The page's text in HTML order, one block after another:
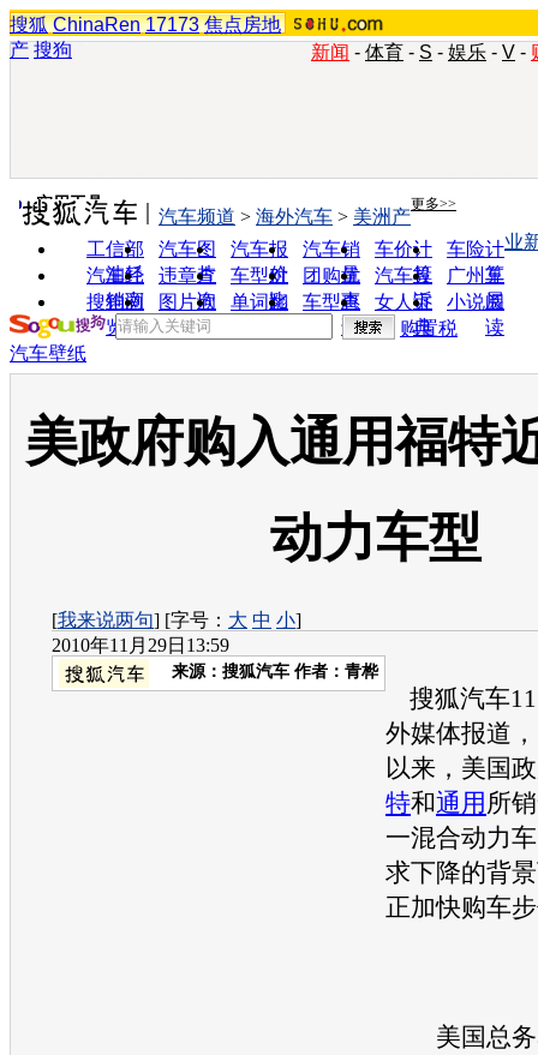
搜狐 ChinaRen 17173 焦点房地
产 搜狗 新闻 - 体育 - S - 娱乐 - V -
实用工具 更多>>
工信部
油耗
汽车图
片
汽车报
价
汽车销
量
车价计
算
车险计
算
汽车经
销商
违章查
询
车型对
比
团购优
惠
汽车投
诉
广州车
展
搜狗浏
览器
图片欣
赏
单词翻
车型查
询
女人宝
典
小说阅
读
汽车频道 > 海外汽车 > 美洲产
业
购置税
汽车壁纸
美政府购入通用福特
动力车型
[我来说两句] [字号： 大 中 小]
2010年11月29日13:59
来源： 搜狐汽车 作者：青桦
搜狐汽车
外媒体报道
以来，美国
特和通用 所
一混合动力
求下降的背
正加快购车
美国总务